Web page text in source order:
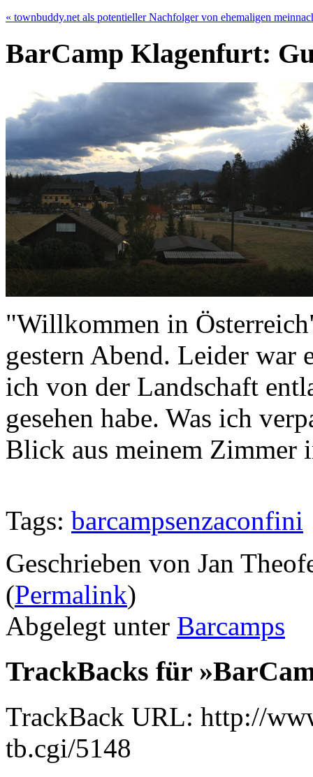
« townbuddy.net als potentieller Nachfolger von ehemaligen
BarCamp Klagenfurt:
"Willkommen in
gestern Abend. Leider war
ich von der Landschaft
gesehen habe. Was ich
Blick aus meinem Zimmer
Tags: barcampsenzaconfini
Geschrieben von Jan
(Permalink)
Abgelegt unter Barcamps
TrackBacks für
TrackBack URL: http://
tb.cgi/5148